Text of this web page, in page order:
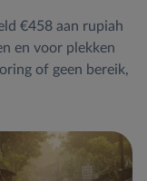
€458 aan rupiah
en voor plekken
of geen bereik,